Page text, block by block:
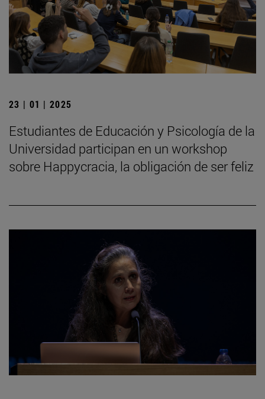
23 | 01 | 2025
Estudiantes de Educación y Psicología de la
Universidad participan en un workshop
sobre Happycracia, la obligación de ser feliz